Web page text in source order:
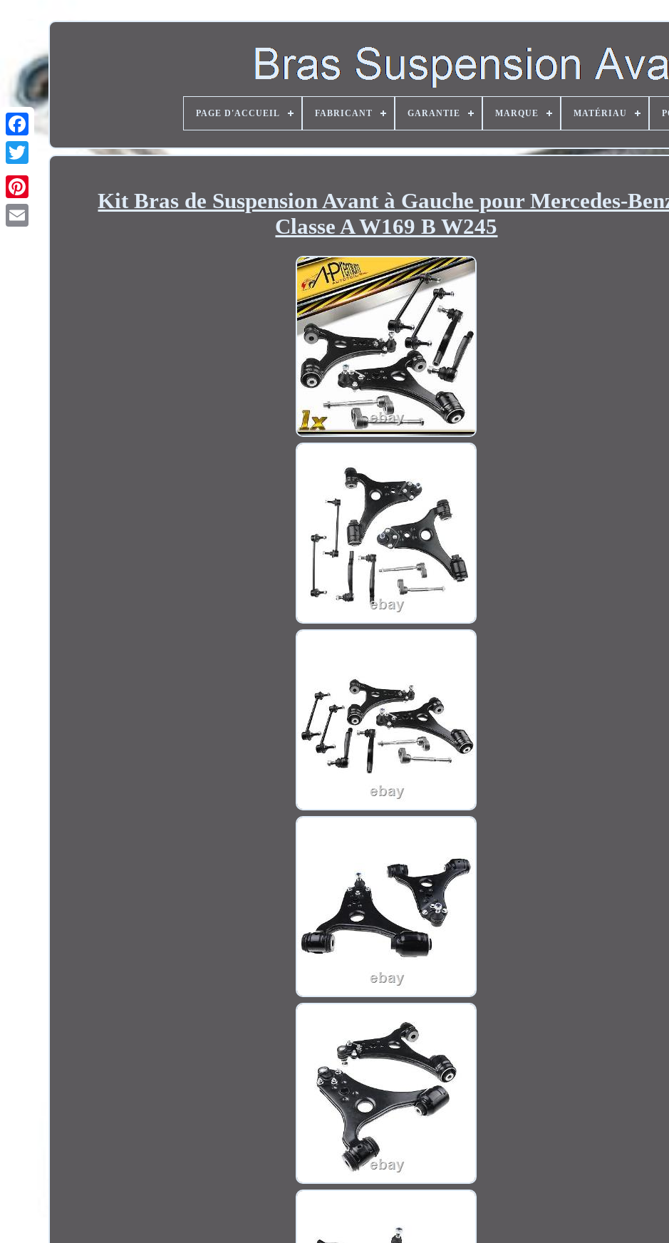
Twitter
PAGE D'ACCUEIL FABRICANT GARANTIE MARQUE MATÉRIAU
Kit Bras de Suspension Avant à Gauche pour Mercedes-
Classe A W169 B W245